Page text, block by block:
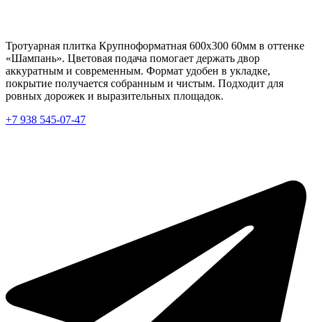
Тротуарная плитка Крупноформатная 600х300 60мм в оттенке
«Шампань». Цветовая подача помогает держать двор
аккуратным и современным. Формат удобен в укладке,
покрытие получается собранным и чистым. Подходит для
ровных дорожек и выразительных площадок.
+7 938 545-07-47